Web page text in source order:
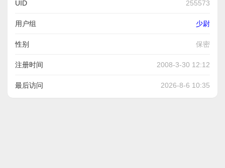
UID 255573
用户组 少尉
性别 保密
注册时间 2008-3-30 12:12
最后访问 2026-8-6 10:35